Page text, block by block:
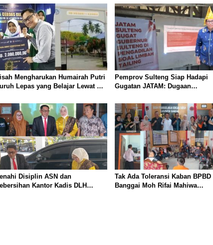
Mengharukan Humairah Putri
Lepas yang Belajar Lewat HP
Inggris
Pemprov Sulteng Siap Hadapi
Gugatan JATAM: Dugaan
Limbah B3 PT QMB dan Berkah
Morowali Sejahtera
Disiplin ASN dan
Kantor Kadis DLH
Tak Ada Toleransi Kaban BPBD
Banggai Moh Rifai Mahiwa